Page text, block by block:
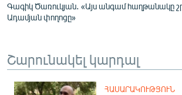
Գագիկ Ծառուկյան․ «Այս անգամ հաղթանակը
Ադամյան փողոցը»
Շարունակել կարդալ
ՀԱՍԱՐԱԿՈՒԹՅՈՒՆ